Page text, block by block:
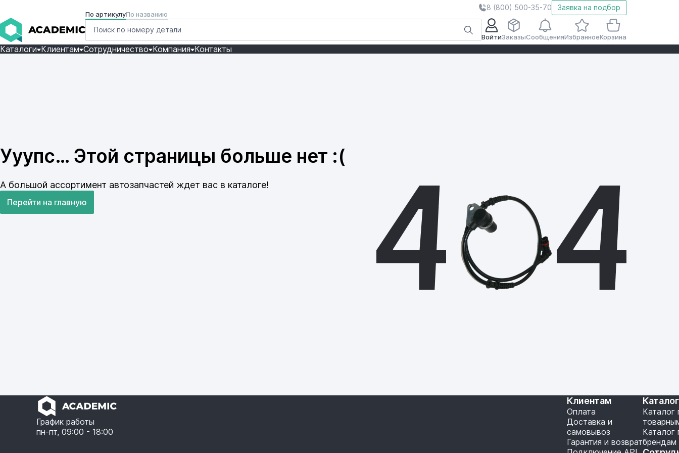
8 (800) 500-35-70 Заявка на подбор
По артикулуПо названию
ВойтиЗаказыСообщенияИзбранноеКорзина
Каталоги Клиентам Сотрудничество Компания Контакты
Ууупс… Этой страницы больше нет :(
А большой ассортимент автозапчастей ждет вас в каталоге!
Перейти на главную
График работы
пн-пт, 09:00 - 18:00
Клиентам
Оплата
Доставка и
самовывоз
Гарантия и возврат
Каталог
Каталог
брендам